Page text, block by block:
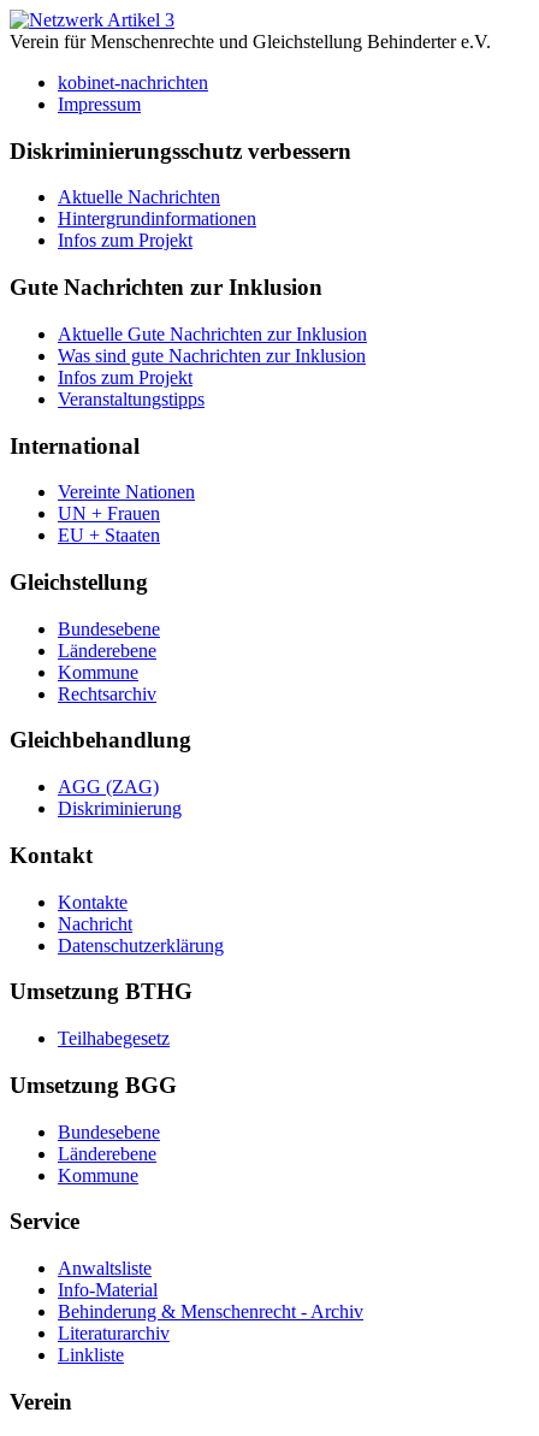
Verein für Menschenrechte und Gleichstellung Behinderter e.V.
kobinet-nachrichten
Impressum
Diskriminierungsschutz verbessern
Aktuelle Nachrichten
Hintergrundinformationen
Infos zum Projekt
Gute Nachrichten zur Inklusion
Aktuelle Gute Nachrichten zur Inklusion
Was sind gute Nachrichten zur Inklusion
Infos zum Projekt
Veranstaltungstipps
International
Vereinte Nationen
UN + Frauen
EU + Staaten
Gleichstellung
Bundesebene
Länderebene
Kommune
Rechtsarchiv
Gleichbehandlung
AGG (ZAG)
Diskriminierung
Kontakt
Kontakte
Nachricht
Datenschutzerklärung
Umsetzung BTHG
Teilhabegesetz
Umsetzung BGG
Bundesebene
Länderebene
Kommune
Service
Anwaltsliste
Info-Material
Behinderung & Menschenrecht - Archiv
Literaturarchiv
Linkliste
Verein